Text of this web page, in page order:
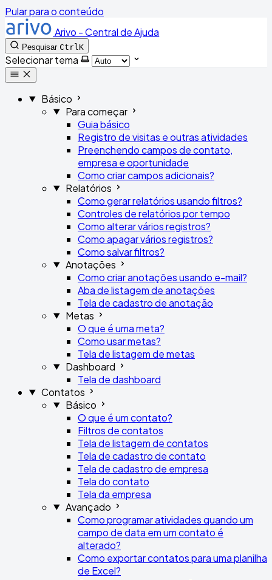
Pular para o conteúdo
Arivo - Central de Ajuda
Pesquisar Ctrl K
Selecionar tema
Básico
Para começar
Guia básico
Registro de visitas e outras atividades
Preenchendo campos de contato,
empresa e oportunidade
Como criar campos adicionais?
Relatórios
Como gerar relatórios usando filtros?
Controles de relatórios por tempo
Como alterar vários registros?
Como apagar vários registros?
Como salvar filtros?
Anotações
Como criar anotações usando e-mail?
Aba de listagem de anotações
Tela de cadastro de anotação
Metas
O que é uma meta?
Como usar metas?
Tela de listagem de metas
Dashboard
Tela de dashboard
Contatos
Básico
O que é um contato?
Filtros de contatos
Tela de listagem de contatos
Tela de cadastro de contato
Tela de cadastro de empresa
Tela do contato
Tela da empresa
Avançado
Como programar atividades quando um
campo de data em um contato é
alterado?
Como exportar contatos para uma planilha
de Excel?